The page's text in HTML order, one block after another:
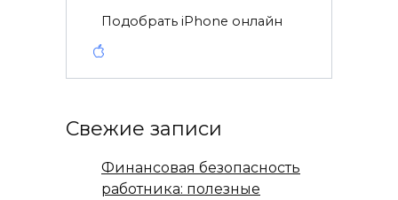
Подобрать iPhone онлайн
Свежие записи
Финансовая безопасность
работника: полезные